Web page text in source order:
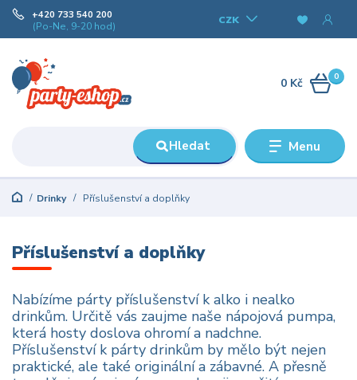
Menu
CZK
Hledat
+420 733 540 200
(Po-Ne, 9-20 hod)
0
0 Kč
Drinky Příslušenství a doplňky
Příslušenství a doplňky
Nabízíme párty příslušenství k alko i nealko
drinkům. Určitě vás zaujme naše nápojová pumpa,
která hosty doslova ohromí a nadchne.
Příslušenství k párty drinkům by mělo být nejen
praktické, ale také originální a zábavné. A přesně